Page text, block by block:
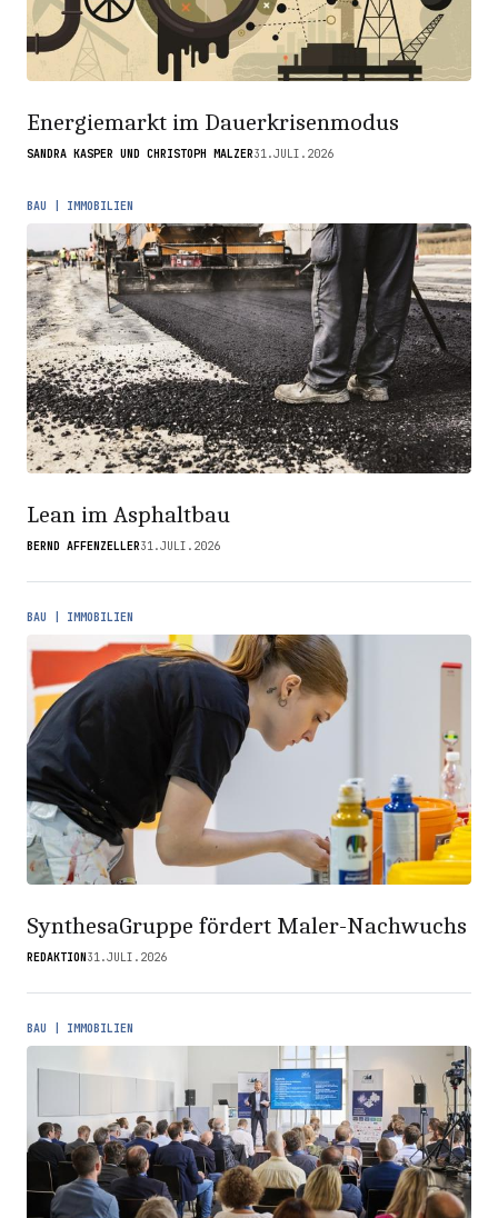
Energiemarkt im Dauerkrisenmodus
SANDRA KASPER UND CHRISTOPH MALZER31.JULI.2026
BAU | IMMOBILIEN
Lean im Asphaltbau
BERND AFFENZELLER31.JULI.2026
BAU | IMMOBILIEN
SynthesaGruppe fördert Maler-Nachwuchs
REDAKTION31.JULI.2026
BAU | IMMOBILIEN